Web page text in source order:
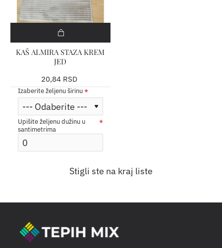
KAŠ ALMIRA STAZA KREM
JED
20,84 RSD
Izaberite željenu širinu
Upišite željenu dužinu u
santimetrima
Stigli ste na kraj liste